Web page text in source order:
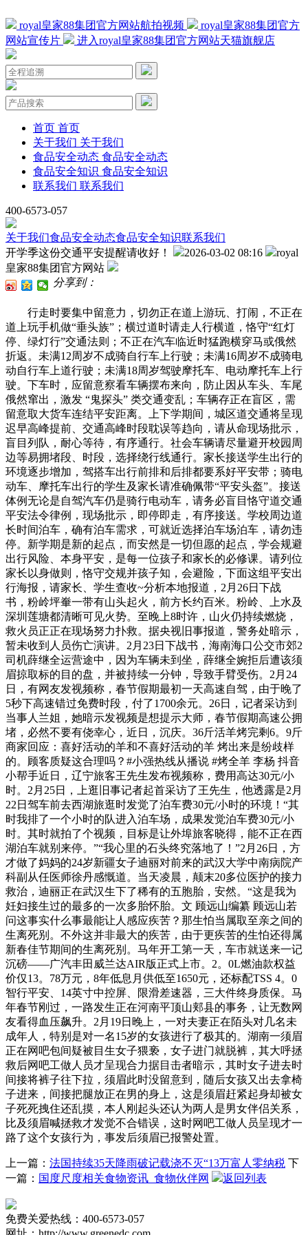
royal皇家88集团官方网站航拍视频
royal皇家88集团官方
网站宣传片
进入royal皇家88集团官方网站天猫旗舰店
首页 首页
关于我们 关于我们
食品安全动态 食品安全动态
食品安全知识 食品安全知识
联系我们 联系我们
400-6573-057
关于我们食品安全动态食品安全知识联系我们
开学季这份交通平安提醒请收好！
2026-03-02 08:16
royal
皇家88集团官方网站
分享到：
行走时要集中留意力，切勿正在道上游玩、打闹，不正在
道上玩手机做“垂头族”；横过道时请走人行横道，恪守“红灯
停、绿灯行”交通法则；不正在汽车临近时猛跑横穿马或俄然
折返。未满12周岁不成骑自行车上行驶；未满16周岁不成骑电
动自行车上道行驶；未满18周岁驾驶摩托车、电动摩托车上行
驶。下车时，应留意察看车辆摆布来向，防止因从车头、车尾
俄然窜出，激发 “鬼探头” 类交通变乱；车辆存正在盲区，需
留意取大货车连结平安距离。上下学期间，城区道交通将呈现
迟早高峰提前、交通高峰时段耽误等趋向，请从命现场批示，
盲目列队，耐心等待，有序通行。社会车辆请尽量避开校园周
边等易拥堵段、时段，选择绕行线通行。家长接送学生出行的
环境逐步增加，驾搭车出行前排和后排都要系好平安带；骑电
动车、摩托车出行的学生及家长请准确佩带“平安头盔”。接送
体例无论是自驾汽车仍是骑行电动车，请务必盲目恪守道交通
平安法令律例，现场批示，即停即走，有序接送。学校周边道
长时间泊车，确有泊车需求，可就近选择泊车场泊车，请勿违
停。新学期是新的起点，而安然是一切但愿的起点，学会规避
出行风险、本身平安，是每一位孩子和家长的必修课。请列位
家长以身做则，恪守交规并孩子知，会避险，下面这组平安出
行海报，请家长、学生查收~分析本地报道，2月26日下战
书，粉岭坪輋一带有山头起火，前方长约百米。粉岭、上水及
深圳莲塘都清晰可见火势。至晚上8时许，山火仍持续燃烧，
救火员正正在现场努力扑救。据央视旧事报道，警务处暗示，
暂未收到人员伤亡演讲。2月23日下战书，海南海口公交市郊2
司机薛继全运营途中，因为车辆未到坐，薛继全婉拒后遭该须
眉掠取标的目的盘，并被持续一分钟，导致手臂受伤。2月24
日，有网友发视频称，春节假期最初一天高速自驾，由于晚了
5秒下高速错过免费时段，付了1700余元。26日，记者采访到
当事人兰姐，她暗示发视频是想提示大师，春节假期高速公拥
堵，必然不要有侥幸心，近日，沉庆。36斤活羊烤完剩6。9斤
商家回应：喜好活动的羊和不喜好活动的羊 烤出来是纷歧样
的。顾客质疑这合理吗？#小强热线从播说 #烤全羊 李杨 抖音
小帮手近日，辽宁旅客王先生发布视频称，费用高达30元/小
时。2月25日，上逛旧事记者起首采访了王先生，他透露是2月
22日驾车前去西湖旅逛时发觉了泊车费30元/小时的环境！“其
时我排了一个小时的队进入泊车场，成果发觉泊车费30元/小
时。其时就拍了个视频，目标是让外埠旅客晓得，能不正在西
湖泊车就别来停。”“我心里的石头终究落地了！”2月26日，方
才做了妈妈的24岁新疆女子迪丽对前来的武汉大学中南病院产
科副从任医师徐丹感慨道。当天凌晨，颠末20多位医护的接力
救治，迪丽正在武汉生下了稀有的五胞胎，安然。“这是我为
妊妇接生过的最多的一次多胎怀胎。文 顾远山编纂 顾远山若
问这事实什么事最能让人感应疾苦？那生怕当属取至亲之间的
生离死别。不外这并非最大的疾苦，由于更疾苦的生怕还得属
新春佳节期间的生离死别。马年开工第一天，车市就送来一记
沉磅——广汽丰田威兰达AIR版正式上市。2。0L燃油款权益
价仅13。78万元，8年低息月供低至1650元，还标配TSS 4。0
智行平安、14英寸中控屏、限滑差速器，三大件终身质保。马
年春节刚过，一路发生正在河南平顶山郏县的事务，让无数网
友看得血压飙升。2月19日晚上，一对夫妻正在陌头对几名未
成年人，特别是对一名15岁的女孩进行了极其的。湖南一须眉
正在网吧包间疑被目生女子猥亵，女子进门就脱裤，其大呼拯
救后网吧工做人员才呈现合力据目击者暗示，其时女子进去时
间接将裤子往下拉，须眉此时没留意到，随后女孩又出去拿椅
子进来，间接把腿放正在男的身上，这是须眉赶紧起身却被女
子死死拽住还乱摸，本人刚起头还认为两人是男女伴侣关系，
比及须眉喊拯救才发觉不合错误，这时网吧工做人员呈现才一
路了这个女孩行为，事发后须眉已报警处置。
上一篇： 法国持续35天降雨破记载浇不灭“13万富人零纳税 下
一篇： 国度尺度相关食物资讯_食物伙伴网 返回列表
免费关爱热线：400-6573-057